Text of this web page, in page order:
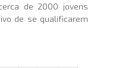
de 2000 jovens
de se qualificarem